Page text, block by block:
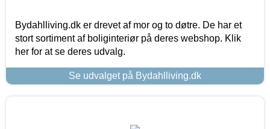
Bydahlliving.dk er drevet af mor og to døtre. De har et
stort sortiment af boliginteriør på deres webshop. Klik
her for at se deres udvalg.
Se udvalget på Bydahlliving.dk